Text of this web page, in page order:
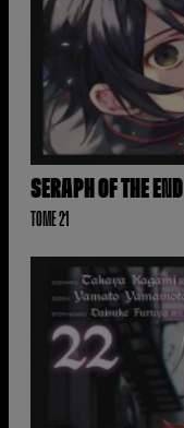
SERAPH OF THE END
TOME 21